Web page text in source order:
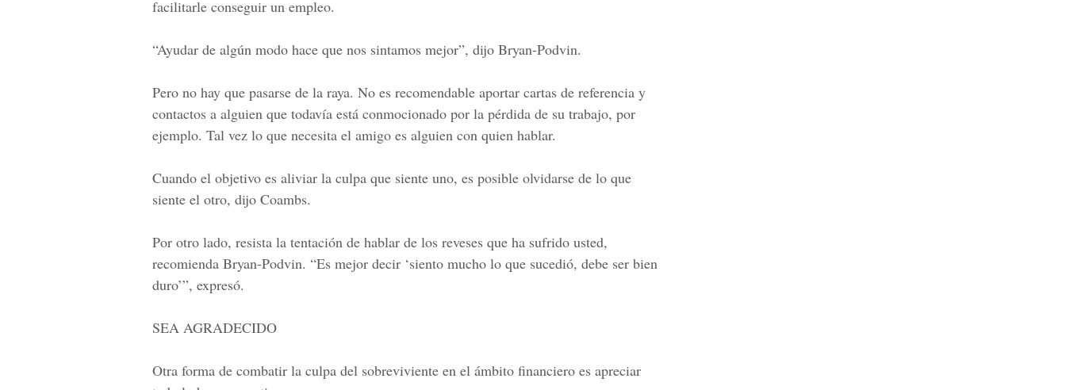
facilitarle conseguir un empleo.
“Ayudar de algún modo hace que nos sintamos mejor”, dijo Bryan-Podvin.
Pero no hay que pasarse de la raya. No es recomendable aportar cartas de referencia y
contactos a alguien que todavía está conmocionado por la pérdida de su trabajo, por
ejemplo. Tal vez lo que necesita el amigo es alguien con quien hablar.
Cuando el objetivo es aliviar la culpa que siente uno, es posible olvidarse de lo que
siente el otro, dijo Coambs.
Por otro lado, resista la tentación de hablar de los reveses que ha sufrido usted,
recomienda Bryan-Podvin. “Es mejor decir ‘siento mucho lo que sucedió, debe ser bien
duro’”, expresó.
SEA AGRADECIDO
Otra forma de combatir la culpa del sobreviviente en el ámbito financiero es apreciar